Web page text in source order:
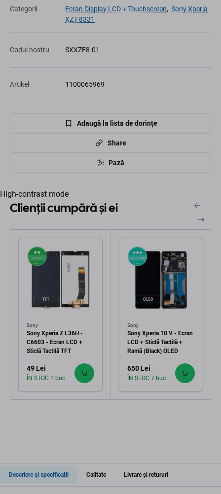
Categorii Ecran Display LCD + Touchscreen, Sony Xperia
XZ F8331
Codul nostru SXXZF8-01
Artikel 1100065969
Adaugă la lista de dorințe
Share
Pază
High-contrast mode
Clienții cumpără și ei
Sony
Sony Xperia Z L36H -
C6603 - Ecran LCD +
Sticlă Tactilă TFT
49 Lei
ÎN STOC 1 buc
Sony
Sony Xperia 10 V - Ecran
LCD + Sticlă Tactilă +
Ramă (Black) OLED
650 Lei
ÎN STOC 7 buc
Descriere și specificații Calitate Livrare și retururi